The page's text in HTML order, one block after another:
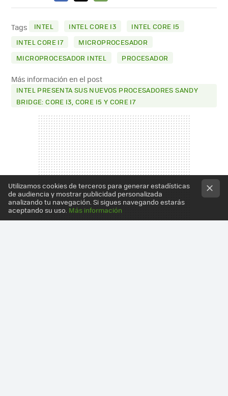
FACEBOOK
X
E-
MAIL
Tags INTEL INTEL CORE I3
INTEL CORE I5
INTEL CORE I7
MICROPROCESADOR
MICROPROCESADOR INTEL
PROCESADOR
Más información en el post
INTEL PRESENTA SUS NUEVOS PROCESADORES SANDY
BRIDGE: CORE I3, CORE I5 Y CORE I7
Utilizamos cookies de terceros para generar estadísticas
de audiencia y mostrar publicidad personalizada
analizando tu navegación. Si sigues navegando estarás
aceptando su uso. Más información